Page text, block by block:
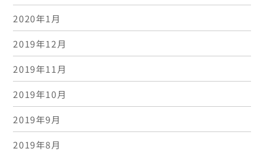
2020年1月
2019年12月
2019年11月
2019年10月
2019年9月
2019年8月